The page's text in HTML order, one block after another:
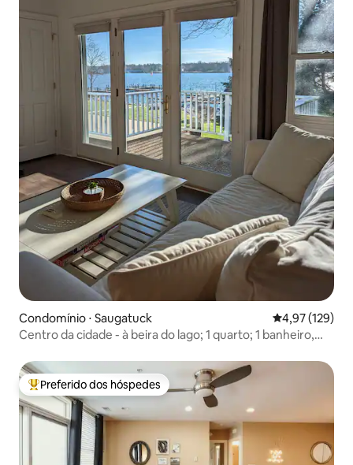
Condomínio ⋅ Saugatuck 4,97 de uma
4,97 (129)
Centro da cidade - à beira do lago; 1 quarto; 1 banheiro,
Entre os melhores preferidos dos hóspedes
Preferido dos hóspedes